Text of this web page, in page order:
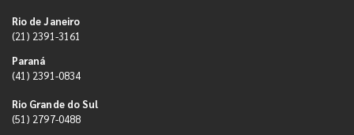
Rio de Janeiro
(21) 2391-3161
Paraná
(41) 2391-0834
Rio Grande do Sul
(51) 2797-0488